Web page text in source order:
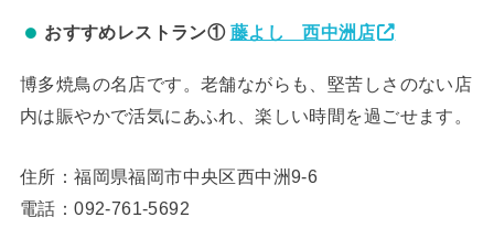
おすすめレストラン① 藤よし 西中洲店
博多焼鳥の名店です。老舗ながらも、堅苦しさのない店
内は賑やかで活気にあふれ、楽しい時間を過ごせます。
住所：福岡県福岡市中央区西中洲9-6
電話：092-761-5692